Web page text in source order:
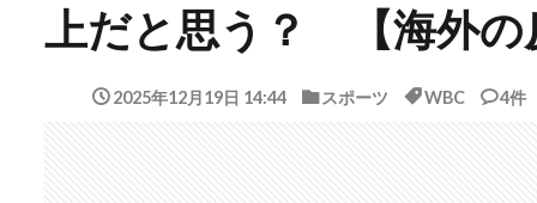
上だと思う？ 【海外の
2025年12月19日 14:44 スポーツ WBC 4件